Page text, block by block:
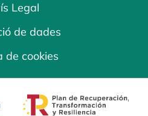
Legal
de dades
de cookies
tab opens in a new